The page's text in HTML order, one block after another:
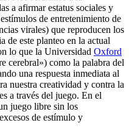
a afirmar estatus sociales y
de entretenimiento de
virales) que reproducen los
de este planteo en la actual
lo que la Universidad Oxford
cerebral») como la palabra del
una respuesta inmediata al
nuestra creatividad y contra la
a través del juego. En el
juego libre sin los
de estímulo y